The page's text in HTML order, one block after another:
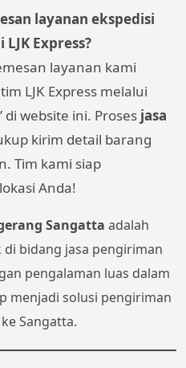
layanan ekspedisi
Express?
layanan kami
LJK Express melalui
website ini. Proses jasa
kirim detail barang
Tim kami siap
Anda!
Sangatta adalah
bidang jasa pengiriman
pengalaman luas dalam
menjadi solusi pengiriman
Sangatta.